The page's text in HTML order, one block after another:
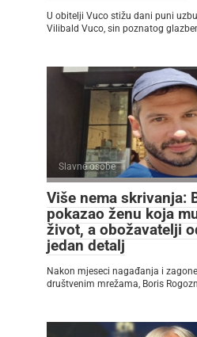
U obitelji Vuco stižu dani puni
Vilibald Vuco, sin poznatog
Slavne osobe
Više nema skrivanja:
pokazao ženu koja
život, a obožavatelji
jedan detalj
Nakon mjeseci nagađanja i
društvenim mrežama, Boris